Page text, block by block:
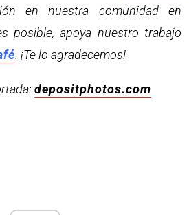
en nuestra comunidad en
posible, apoya nuestro trabajo
. ¡Te lo agradecemos!
depositphotos.com